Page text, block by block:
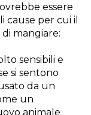
essere
cause per cui il
mangiare:
sensibili e
si sentono
da un
un
animale